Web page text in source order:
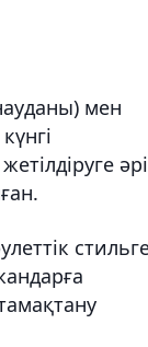
мен
әрі